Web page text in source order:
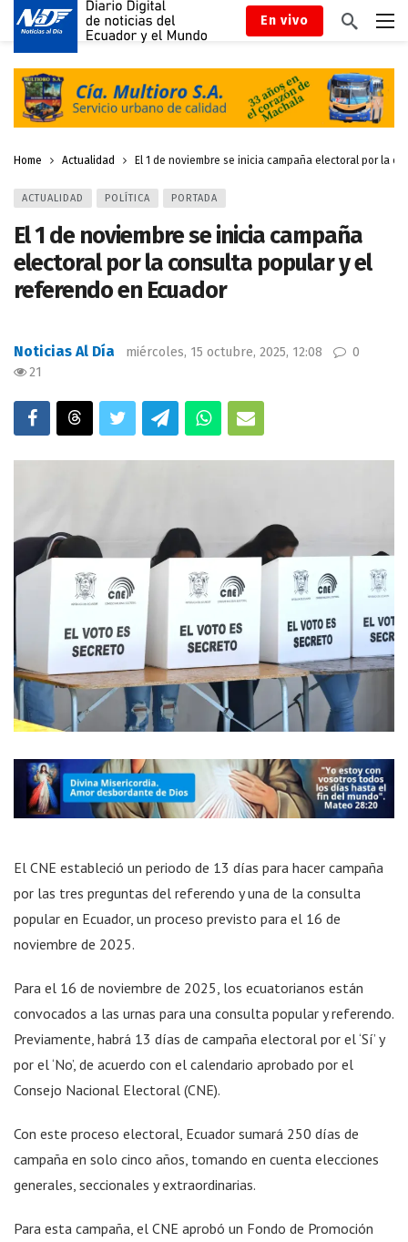
En vivo
Home Actualidad El 1 de noviembre se inicia campaña electoral por la
ACTUALIDAD POLÍTICA PORTADA
El 1 de noviembre se inicia campaña
electoral por la consulta popular y el
referendo en Ecuador
Noticias Al Día miércoles, 15 octubre, 2025, 12:08
0
21
El CNE estableció un periodo de 13 días para hacer campaña
por las tres preguntas del referendo y una de la consulta
popular en Ecuador, un proceso previsto para el 16 de
noviembre de 2025.
Para el 16 de noviembre de 2025, los ecuatorianos están
convocados a las urnas para una consulta popular y referendo.
Previamente, habrá 13 días de campaña electoral por el ‘Sí’ y
por el ‘No’, de acuerdo con el calendario aprobado por el
Consejo Nacional Electoral (CNE).
Con este proceso electoral, Ecuador sumará 250 días de
campaña en solo cinco años, tomando en cuenta elecciones
generales, seccionales y extraordinarias.
Para esta campaña, el CNE aprobó un Fondo de Promoción